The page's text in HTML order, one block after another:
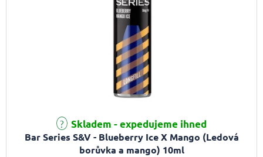
Bar Series S&V - Blueberry Ice X Mango (Ledová
borůvka a mango) 10ml
Skladem - expedujeme ihned